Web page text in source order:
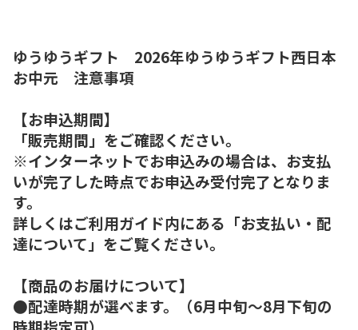
ゆうゆうギフト 2026年ゆうゆうギフト西日本
お中元 注意事項
【お申込期間】
「販売期間」をご確認ください。
※インターネットでお申込みの場合は、お支払
いが完了した時点でお申込み受付完了となりま
す。
詳しくはご利用ガイド内にある「お支払い・配
達について」をご覧ください。
【商品のお届けについて】
●配達時期が選べます。（6月中旬～8月下旬の